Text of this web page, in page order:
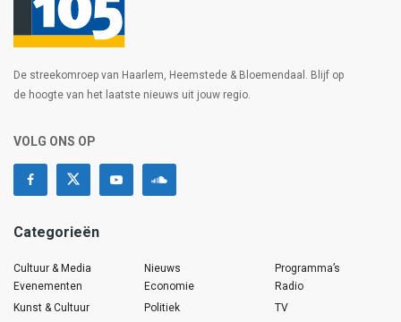
De streekomroep van Haarlem, Heemstede & Bloemendaal. Blijf op
de hoogte van het laatste nieuws uit jouw regio.
VOLG ONS OP
Categorieën
Cultuur & Media
Evenementen
Kunst & Cultuur
Nieuws
Economie
Politiek
Programma’s
Radio
TV